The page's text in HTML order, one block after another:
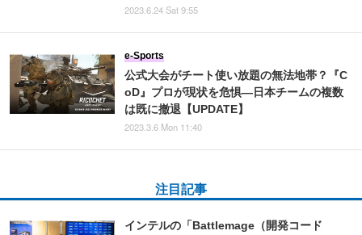
2023.6.24 Sat 9:55
公式大会がチート使い放題の無法地帯？『C
oD』プロが現状を危惧―日本チームの複数
は既に撤退【UPDATE】
e-Sports
2023.3.6 Mon 11:40
注目記事
インテルの「Battlemage（開発コード